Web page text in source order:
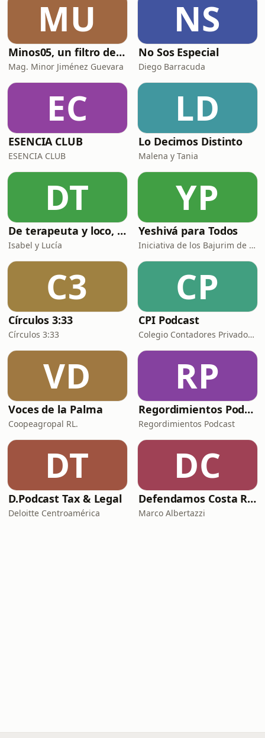
qué su piel es suave? 6. ¿Cuándo
debemos dar opor
MU
Minos05, un filtro de la realidad
Mag. Minor Jiménez Guevara
NS
No Sos Especial
Diego Barracuda
EC
ESENCIA CLUB
ESENCIA CLUB
LD
Lo Decimos Distinto
Malena y Tania
DT
De terapeuta y loco, todos tenemos un poco
Isabel y Lucía
YP
Yeshivá para Todos
Iniciativa de los Bajurim de Jabad Costa Rica
C3
Círculos 3:33
Círculos 3:33
CP
CPI Podcast
Colegio Contadores Privados de Costa Rica
VD
Voces de la Palma
Coopeagropal RL.
RP
Regordimientos Podcast
Regordimientos Podcast
DT
D.Podcast Tax & Legal
Deloitte Centroamérica
DC
Defendamos Costa Rica
Marco Albertazzi